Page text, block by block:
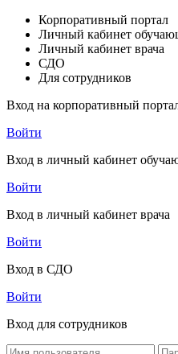
Корпоративный портал
Личный кабинет
Личный кабинет врача
СДО
Для сотрудников
Вход на корпоративный
Войти
Вход в личный кабинет
Войти
Вход в личный кабинет врача
Войти
Вход в СДО
Войти
Вход для сотрудников